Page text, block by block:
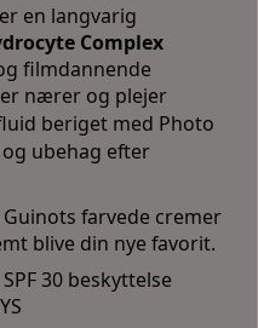
en langvarig
Complex
filmdannende
nærer og plejer
beriget med Photo
ubehag efter
farvede cremer
blive din nye favorit.
30 beskyttelse